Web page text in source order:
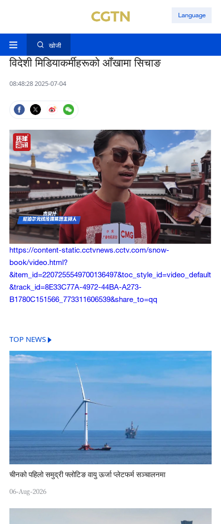
Language
खोजी
विदेशी मिडियाकर्मीहरूको आँखामा सिचाङ
08:48:28 2025-07-04
https://content-static.cctvnews.cctv.com/snow-
book/video.html?
&item_id=2207255549700136497&toc_style_id=video_default
&track_id=8E33C77A-4972-44BA-A273-
B1780C151566_773311606539&share_to=qq
TOP NEWS
चीनको पहिलो समुद्री फ्लोटिङ वायु ऊर्जा प्लेटफर्म सञ्चालनमा
06-Aug-2026